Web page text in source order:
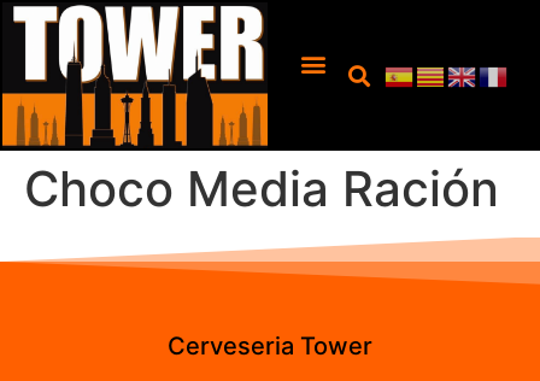
Choco Media Ración
Cerveseria Tower